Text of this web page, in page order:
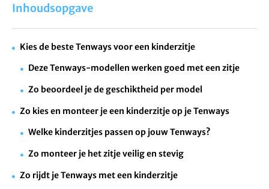
Inhoudsopgave
Kies de beste Tenways voor een kinderzitje
Deze Tenways-modellen werken goed met een zitje
Zo beoordeel je de geschiktheid per model
Zo kies en monteer je een kinderzitje op je Tenways
Welke kinderzitjes passen op jouw Tenways?
Zo monteer je het zitje veilig en stevig
Zo rijdt je Tenways met een kinderzitje